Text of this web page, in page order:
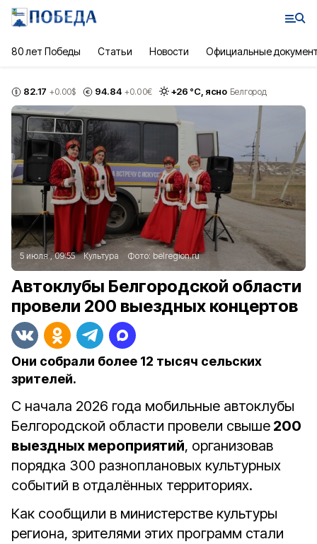
80 лет Победы Статьи Новости Официальные
82.17 +0.00$ 94.84 +0.00€ +26 °С, ясно Белгород
5 июля , 09:55 Культура Фото:belregion.ru
Автоклубы Белгородской области
провели 200 выездных концертов
Они собрали более 12 тысяч сельских
зрителей.
С начала 2026 года мобильные автоклубы
Белгородской области провели свыше 200
выездных мероприятий, организовав
порядка 300 разноплановых культурных
событий в отдалённых территориях.
Как сообщили в министерстве культуры
региона, зрителями этих программ стали